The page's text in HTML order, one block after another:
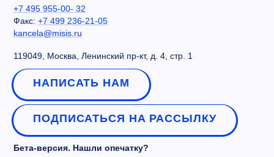
+7 495 955-00- 32
Факс: +7 499 236-21-05
kancela@misis.ru
119049, Москва, Ленинский пр-кт, д. 4, стр. 1
НАПИСАТЬ НАМ
ПОДПИСАТЬСЯ НА РАССЫЛКУ
Бета-версия. Нашли опечатку?